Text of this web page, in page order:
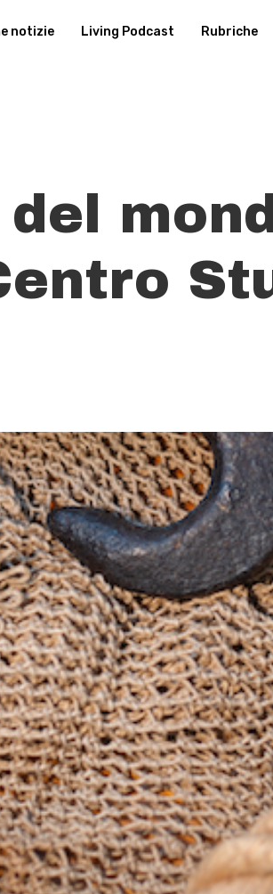
notizie Living Podcast Rubriche